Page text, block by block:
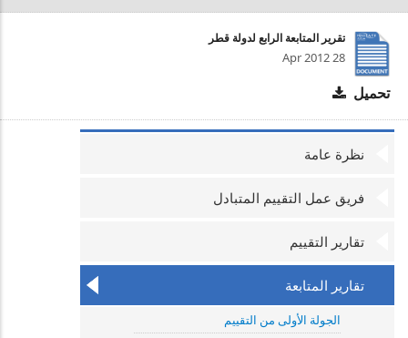
تقرير المتابعة الرابع لدولة قطر
28 Apr 2012
تحميل
نظرة عامة
فريق عمل التقييم المتبادل
تقارير التقييم
تقارير المتابعة
الجولة الأولى من التقييم